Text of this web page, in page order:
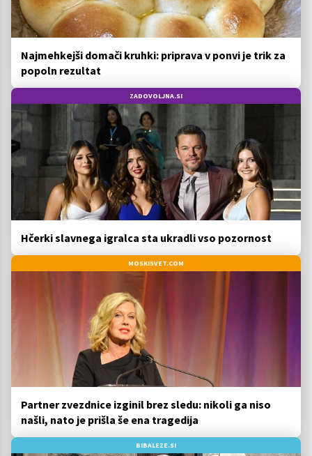
Najmehkejši domači kruhki: priprava v ponvi je trik za
popoln rezultat
ZADOVOLJNA.SI
Hčerki slavnega igralca sta ukradli vso pozornost
MOSKISVET.COM
Partner zvezdnice izginil brez sledu: nikoli ga niso
našli, nato je prišla še ena tragedija
BIBALEZE.SI